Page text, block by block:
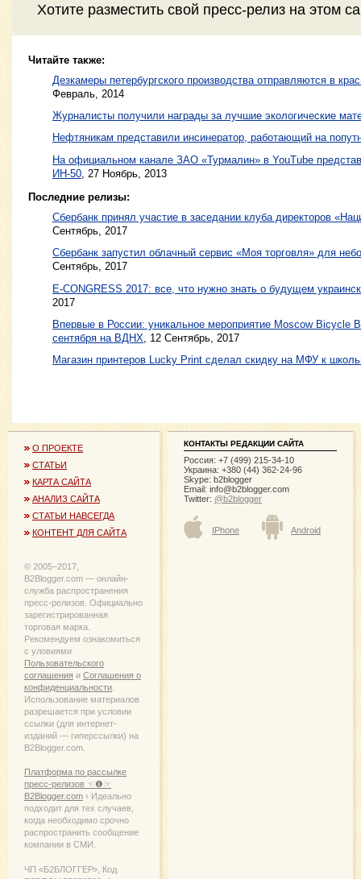
Хотите разместить свой пресс-релиз на этом
Читайте также:
Дезкамеры петербургского производства отправляются в
Февраль, 2014
Журналисты получили награды за лучшие экологические
Нефтяникам представили инсинератор, работающий на
На официальном канале ЗАО «Турмалин» в YouTube
ИН-50 27 Ноябрь, 2013
Последние релизы:
Сбербанк принял участие в заседании клуба директоров
Сентябрь, 2017
Сбербанк запустил облачный сервис «Моя торговля» для
Сентябрь, 2017
E-CONGRESS 2017: все, что нужно знать о будущем
2017
Впервые в России: уникальное мероприятие Moscow Bicycle
сентября на ВДНХ , 12 Сентябрь, 2017
Магазин принтеров Lucky Print сделал скидку на МФУ к
О ПРОЕКТЕ
СТАТЬИ
КАРТА САЙТА
АНАЛИЗ САЙТА
СТАТЬИ НАВСЕГДА
КОНТЕНТ ДЛЯ САЙТА
© 2005−2017,
B2Blogger.com — онлайн-
служба распространения
пресс-релизов. Официально
зарегистрированная
торговая марка.
Рекомендуем ознакомиться
с уловиями
Пользовательского
соглашения и Соглашения о
конфиденциальности
Использование материалов
разрешается при условии
ссылки (для интернет-
изданий — гиперссылки) на
B2Blogger.com.
Платформа по рассылке
пресс-релизов ☜❶☞
B2Blogger.com › Идеально
подходит для тех случаев,
когда необходимо срочно
распространить сообщение
компании в СМИ.
ЧП «Б2БЛОГГЕР», Код
КОНТАКТЫ РЕДАКЦИИ САЙТА
Россия: +7 (499) 215-34-10
Украина: +380 (44) 362-24-96
Skype: b2blogger
Email: info@b2blogger.com
Twitter: @b2blogger
IPhone Android